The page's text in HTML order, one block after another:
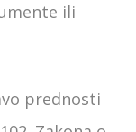
ili
prednosti